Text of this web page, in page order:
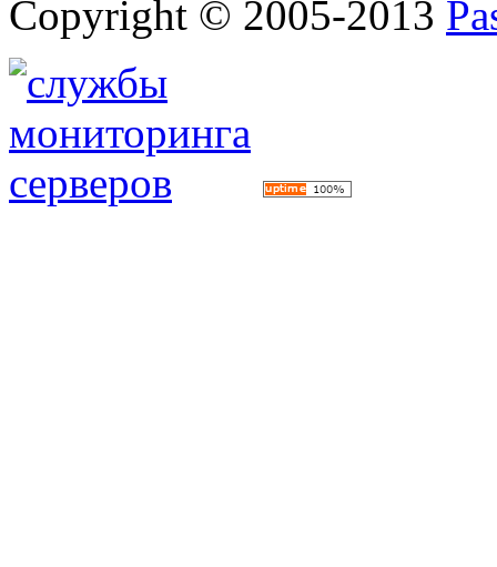
Copyright © 2005-2013